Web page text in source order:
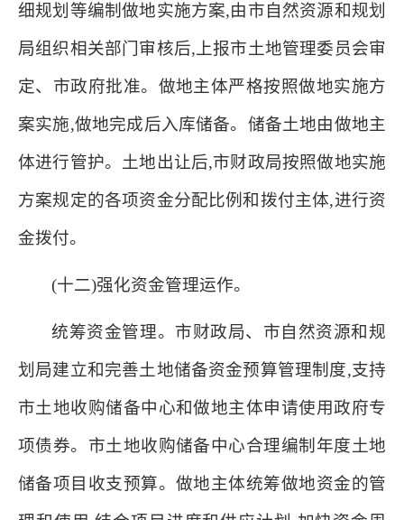
细规划等编制做地实施方案,由市自然资源和规划
局组织相关部门审核后,上报市土地管理委员会审
定、市政府批准。做地主体严格按照做地实施方
案实施,做地完成后入库储备。储备土地由做地主
体进行管护。土地出让后,市财政局按照做地实施
方案规定的各项资金分配比例和拨付主体,进行资
金拨付。
(十二)强化资金管理运作。
统筹资金管理。市财政局、市自然资源和规
划局建立和完善土地储备资金预算管理制度,支持
市土地收购储备中心和做地主体申请使用政府专
项债券。市土地收购储备中心合理编制年度土地
储备项目收支预算。做地主体统筹做地资金的管